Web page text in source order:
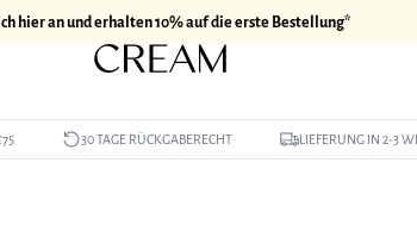
hier an und erhalten 10% auf die erste Bestellung*
30 TAGE RÜCKGABERECHT LIEFERUNG IN 2-3